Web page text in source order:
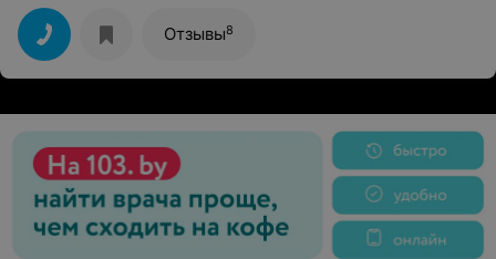
Набрав 184, мне ответила милая девушка, взяла мой
заказ и сказала ожидать 10-15 минут. И спустя 10 (!!!)
минут, моя машина ожидала меня около подъезда.
Машина была чистая как снаружи, так и внутри,
приятный водитель. Мне очень понравилась моя
"Бегемот" и дальше собираюсь им пользоваться!
Отзывы8